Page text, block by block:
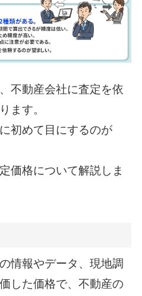
不動産会社に査定を依
ます。
初めて目にするのが
価格について解説しま
情報やデータ、現地調
した価格で、不動産の